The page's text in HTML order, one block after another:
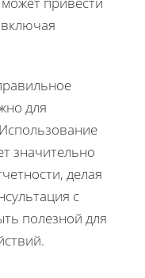
для
значительно
делая
с
полезной для